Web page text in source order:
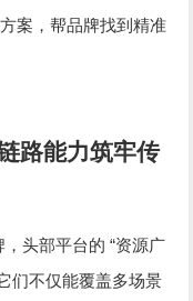
案，帮品牌找到精准
路能力筑牢传
，头部平台的“资源广
们不仅能覆盖多场景